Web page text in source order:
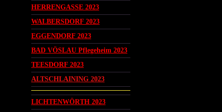
HERRENGASSE 2023
WALBERSDORF 2023
EGGENDORF 2023
BAD VÖSLAU Pflegeheim 2023
TEESDORF 2023
ALTSCHLAINING 2023
LICHTENWÖRTH 2023